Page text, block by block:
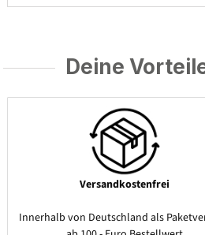
Deine
Versandkostenfrei
Innerhalb von Deutschland als